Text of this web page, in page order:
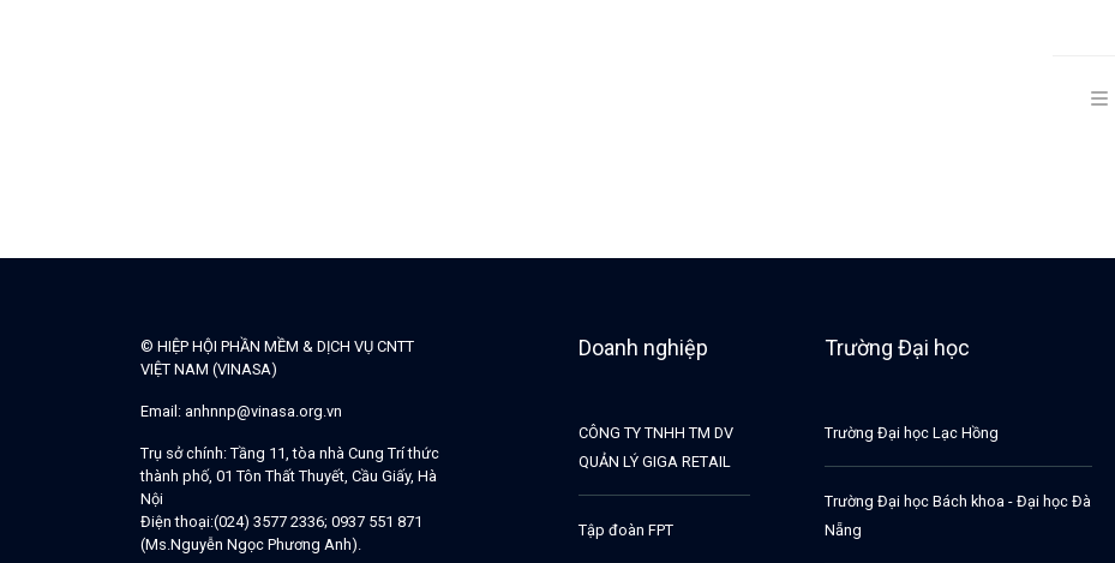
© HIỆP HỘI PHẦN MỀM & DỊCH VỤ CNTT
VIỆT NAM (VINASA)
Email: anhnnp@vinasa.org.vn
Trụ sở chính: Tầng 11, tòa nhà Cung Trí thức
thành phố, 01 Tôn Thất Thuyết, Cầu Giấy, Hà
Nội
Điện thoại:(024) 3577 2336; 0937 551 871
(Ms.Nguyễn Ngọc Phương Anh).
Doanh nghiệp
CÔNG TY TNHH TM DV
QUẢN LÝ GIGA RETAIL
Tập đoàn FPT
Trường Đại học
Trường Đại học Lạc Hồng
Trường Đại học Bách khoa - Đại học Đà
Nẵng